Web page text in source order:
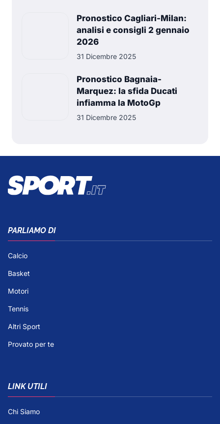
Pronostico Cagliari-Milan:
analisi e consigli 2 gennaio
2026
31 Dicembre 2025
Pronostico Bagnaia-
Marquez: la sfida Ducati
infiamma la MotoGp
31 Dicembre 2025
PARLIAMO DI
Calcio
Basket
Motori
Tennis
Altri Sport
Provato per te
LINK UTILI
Chi Siamo